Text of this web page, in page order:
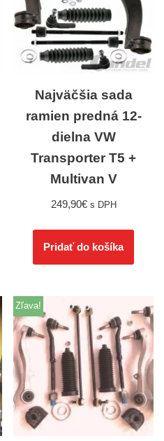
Najväčšia sada
ramien predná 12-
dielna VW
Transporter T5 +
Multivan V
249,90€ s DPH
Pridať do košíka
Zľava!